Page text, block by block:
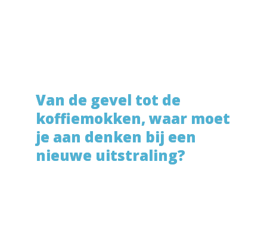
Van de gevel tot de
koffiemokken, waar moet
je aan denken bij een
nieuwe uitstraling?